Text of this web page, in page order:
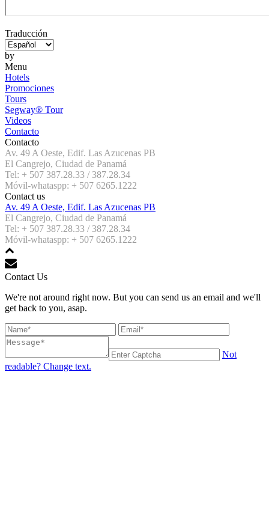
Traducción
by
Menu
Hotels
Promociones
Tours
Segway® Tour
Videos
Contacto
Contacto
Av. 49 A Oeste, Edif. Las Azucenas PB
El Cangrejo, Ciudad de Panamá
Tel: + 507 387.28.33 / 387.28.34
Móvil-whataspp: + 507 6265.1222
Contact us
Av. 49 A Oeste, Edif. Las Azucenas PB
El Cangrejo, Ciudad de Panamá
Tel: + 507 387.28.33 / 387.28.34
Móvil-whataspp: + 507 6265.1222
Contact Us
We're not around right now. But you can send us an email and we'll
get back to you, asap.
Not
readable? Change text.